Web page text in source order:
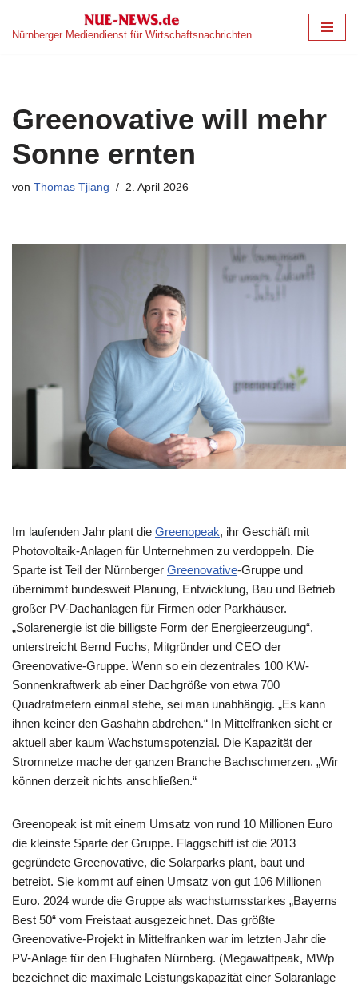
Zum
Nürnberger Mediendienst für Wirtschaftsnachrichten
Greenovative will mehr
Sonne ernten
von Thomas Tjiang 2. April 2026
Im laufenden Jahr plant die Greenopeak, ihr Geschäft mit
Photovoltaik-Anlagen für Unternehmen zu verdoppeln. Die
Sparte ist Teil der Nürnberger Greenovative-Gruppe und
übernimmt bundesweit Planung, Entwicklung, Bau und Betrieb
großer PV-Dachanlagen für Firmen oder Parkhäuser.
„Solarenergie ist die billigste Form der Energieerzeugung“,
unterstreicht Bernd Fuchs, Mitgründer und CEO der
Greenovative-Gruppe. Wenn so ein dezentrales 100 KW-
Sonnenkraftwerk ab einer Dachgröße von etwa 700
Quadratmetern einmal stehe, sei man unabhängig. „Es kann
ihnen keiner den Gashahn abdrehen.“ In Mittelfranken sieht er
aktuell aber kaum Wachstumspotenzial. Die Kapazität der
Stromnetze mache der ganzen Branche Bachschmerzen. „Wir
können derzeit nichts anschließen.“
Greenopeak ist mit einem Umsatz von rund 10 Millionen Euro
die kleinste Sparte der Gruppe. Flaggschiff ist die 2013
gegründete Greenovative, die Solarparks plant, baut und
betreibt. Sie kommt auf einen Umsatz von gut 106 Millionen
Euro. 2024 wurde die Gruppe als wachstumsstarkes „Bayerns
Best 50“ vom Freistaat ausgezeichnet. Das größte
Greenovative-Projekt in Mittelfranken war im letzten Jahr die
PV-Anlage für den Flughafen Nürnberg. (Megawattpeak, MWp
bezeichnet die maximale Leistungskapazität einer Solaranlage